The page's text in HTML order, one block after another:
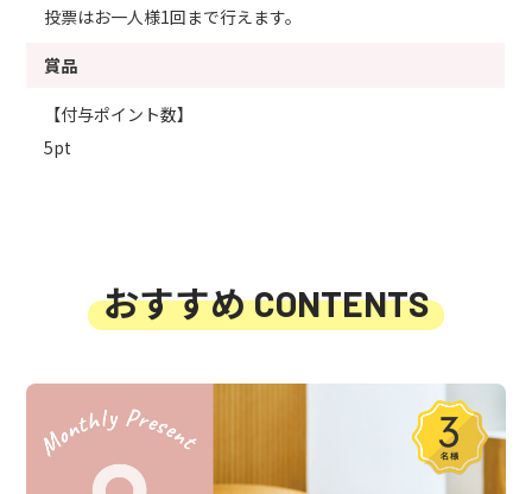
投票はお一人様1回まで行えます。
賞品
【付与ポイント数】
5pt
おすすめCONTENTS